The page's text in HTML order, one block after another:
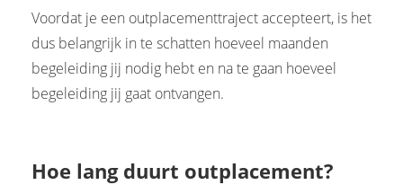
Voordat je een outplacementtraject accepteert, is het
dus belangrijk in te schatten hoeveel maanden
begeleiding jij nodig hebt en na te gaan hoeveel
begeleiding jij gaat ontvangen.
Hoe lang duurt outplacement?